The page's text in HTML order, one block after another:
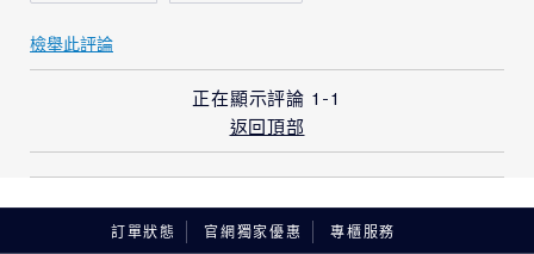
檢舉此評論
正在顯示評論 1-1
返回頂部
訂單狀態 官網獨家優惠 專櫃服務